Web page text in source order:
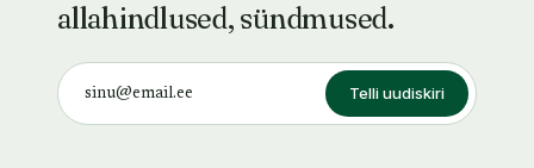
allahindlused, sündmused.
Telli uudiskiri